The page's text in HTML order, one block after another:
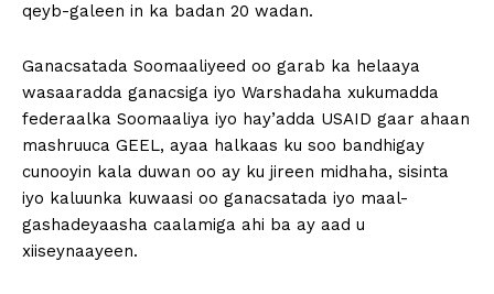
qeyb-galeen in ka badan 20 wadan.
Ganacsatada Soomaaliyeed oo garab ka helaaya
wasaaradda ganacsiga iyo Warshadaha xukumadda
federaalka Soomaaliya iyo hay’adda USAID gaar ahaan
mashruuca GEEL, ayaa halkaas ku soo bandhigay
cunooyin kala duwan oo ay ku jireen midhaha, sisinta
iyo kaluunka kuwaasi oo ganacsatada iyo maal-
gashadeyaasha caalamiga ahi ba ay aad u
xiiseynaayeen.